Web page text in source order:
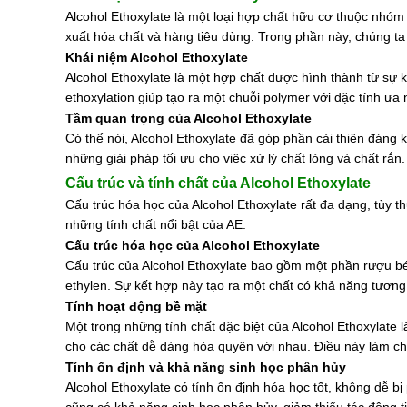
Alcohol Ethoxylate là một loại hợp chất hữu cơ thuộc
xuất hóa chất và hàng tiêu dùng. Trong phần này, chúng
Khái niệm Alcohol Ethoxylate
Alcohol Ethoxylate là một hợp chất được hình thành từ
ethoxylation giúp tạo ra một chuỗi polymer với đặc tính
Tầm quan trọng của Alcohol Ethoxylate
Có thể nói, Alcohol Ethoxylate đã góp phần cải thiện
những giải pháp tối ưu cho việc xử lý chất lỏng và chất
Cấu trúc và tính chất của Alcohol Ethoxylate
Cấu trúc hóa học của Alcohol Ethoxylate rất đa dạng, tùy
những tính chất nổi bật của AE.
Cấu trúc hóa học của Alcohol Ethoxylate
Cấu trúc của Alcohol Ethoxylate bao gồm một phần rượu
ethylen. Sự kết hợp này tạo ra một chất có khả năng
Tính hoạt động bề mặt
Một trong những tính chất đặc biệt của Alcohol
cho các chất dễ dàng hòa quyện với nhau. Điều này làm
Tính ổn định và khả năng sinh học phân hủy
Alcohol Ethoxylate có tính ổn định hóa học tốt, không dễ